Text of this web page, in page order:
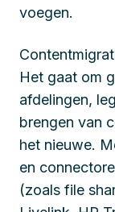
voegen.
Het gaat om
afdelingen,
brengen van
het nieuwe.
en
(zoals file